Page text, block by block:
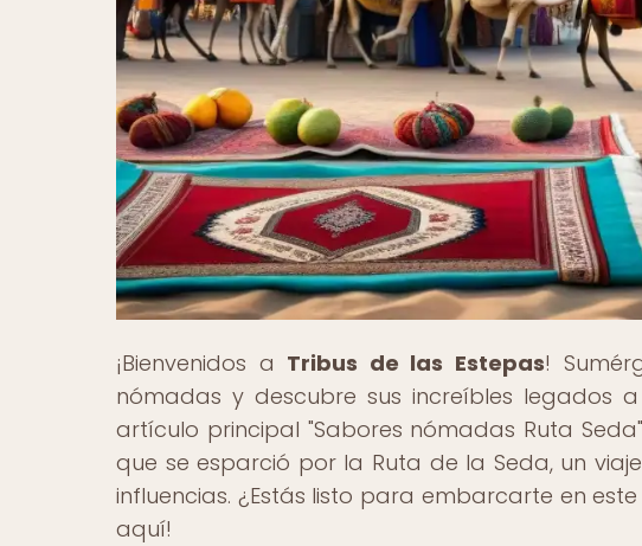
¡Bienvenidos a Tribus de las Estepas!
nómadas y descubre sus increíbles legados
artículo principal "Sabores nómadas Ruta
que se esparció por la Ruta de la Seda, un
influencias. ¿Estás listo para embarcarte en
aquí!